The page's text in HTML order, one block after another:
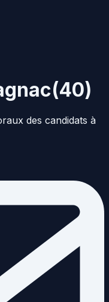
(40)
des candidats à